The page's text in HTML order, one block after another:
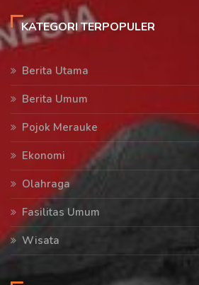
KATEGORI TERPOPULER
Berita Utama
Berita Umum
Pojok Merauke
Ekonomi
Olahraga
Fasilitas Umum
Wisata